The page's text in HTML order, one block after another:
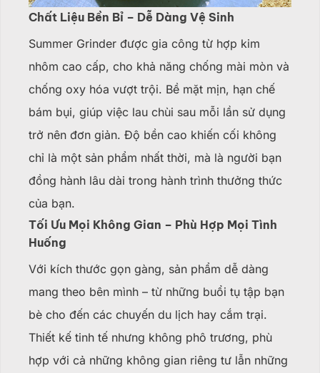
Chất Liệu Bền Bỉ – Dễ Dàng Vệ Sinh
Summer Grinder được gia công từ hợp kim
nhôm cao cấp, cho khả năng chống mài mòn và
chống oxy hóa vượt trội. Bề mặt mịn, hạn chế
bám bụi, giúp việc lau chùi sau mỗi lần sử dụng
trở nên đơn giản. Độ bền cao khiến cối không
chỉ là một sản phẩm nhất thời, mà là người bạn
đồng hành lâu dài trong hành trình thưởng thức
của bạn.
Tối Ưu Mọi Không Gian – Phù Hợp Mọi Tình
Huống
Với kích thước gọn gàng, sản phẩm dễ dàng
mang theo bên mình – từ những buổi tụ tập bạn
bè cho đến các chuyến du lịch hay cắm trại.
Thiết kế tinh tế nhưng không phô trương, phù
hợp với cả những không gian riêng tư lẫn những